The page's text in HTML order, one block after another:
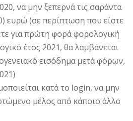
να μην ξεπερνά τις σαράντα
ευρώ (σε περίπτωση που είστε
για πρώτη φορά φορολογική
έτος 2021, θα λαμβάνεται
εισόδημα μετά φόρων,
κατά το login, να μην
μέλος από κάποιο άλλο